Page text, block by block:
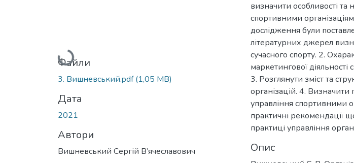
Вантажиться...
Файли
3. Вишневський.pdf(1,05 MB)
Дата
2021
Автори
Вишневський Сергій В’ячеславович
визначити особливості
спортивними
дослідження були
літературних джерел
сучасного спорту. 2.
маркетингової
3. Розглянути зміст та
організацій. 4.
управління спортивними
практичні рекомендації
практиці управління
Опис